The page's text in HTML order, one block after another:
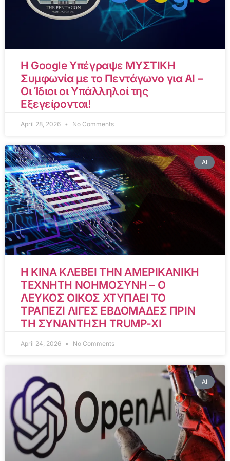
Η Google Υπέγραψε ΜΥΣΤΙΚΗ
Συμφωνία με το Πεντάγωνο για AI –
Οι Ίδιοι οι Υπάλληλοί της
Εξεγείρονται!
April 28, 2026 No Comments
AI
Η ΚΙΝΑ ΚΛΕΒΕΙ ΤΗΝ ΑΜΕΡΙΚΑΝΙΚΗ
ΤΕΧΝΗΤΗ ΝΟΗΜΟΣΥΝΗ – Ο
ΛΕΥΚΟΣ ΟΙΚΟΣ ΧΤΥΠΑΕΙ ΤΟ
ΤΡΑΠΕΖΙ ΛΙΓΕΣ ΕΒΔΟΜΑΔΕΣ ΠΡΙΝ
ΤΗ ΣΥΝΑΝΤΗΣΗ TRUMP-XI
April 24, 2026 No Comments
AI